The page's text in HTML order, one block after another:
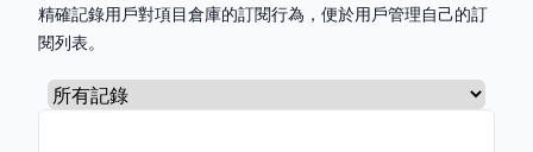
精確記錄用戶對項目倉庫的訂閱行為，便於用戶管理自己的訂
閱列表。
選擇標籤